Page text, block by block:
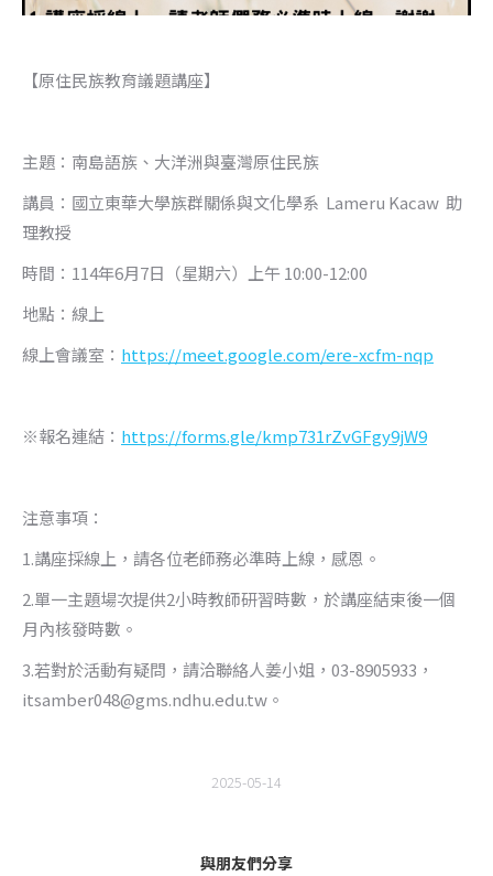
【原住民族教育議題講座】
主題：南島語族、大洋洲與臺灣原住民族
講員：國立東華大學族群關係與文化學系 Lameru Kacaw 助
理教授
時間：114年6月7日（星期六）上午 10:00-12:00
地點：線上
線上會議室： https://meet.google.com/ere-xcfm-nqp
※報名連結： https://forms.gle/kmp731rZvGFgy9jW9
注意事項：
1.講座採線上，請各位老師務必準時上線，感恩。
2.單一主題場次提供2小時教師研習時數，於講座結束後一個
月內核發時數。
3.若對於活動有疑問，請洽聯絡人姜小姐，03-8905933，
itsamber048@gms.ndhu.edu.tw。
2025-05-14
與朋友們分享